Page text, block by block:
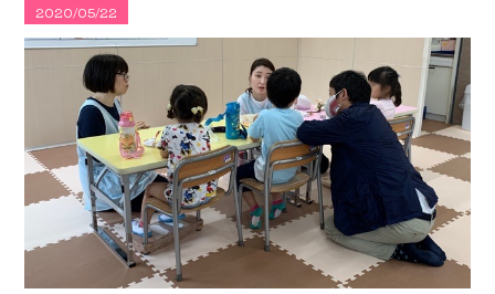
2020/05/22